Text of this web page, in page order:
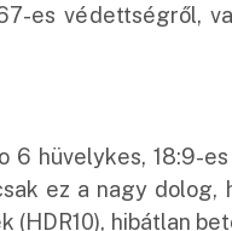
es védettségről,
6 hüvelykes, 18:9-
ez a nagy dolog,
(HDR10), hibátlan